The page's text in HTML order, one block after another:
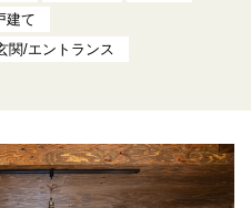
建て
関/エントランス